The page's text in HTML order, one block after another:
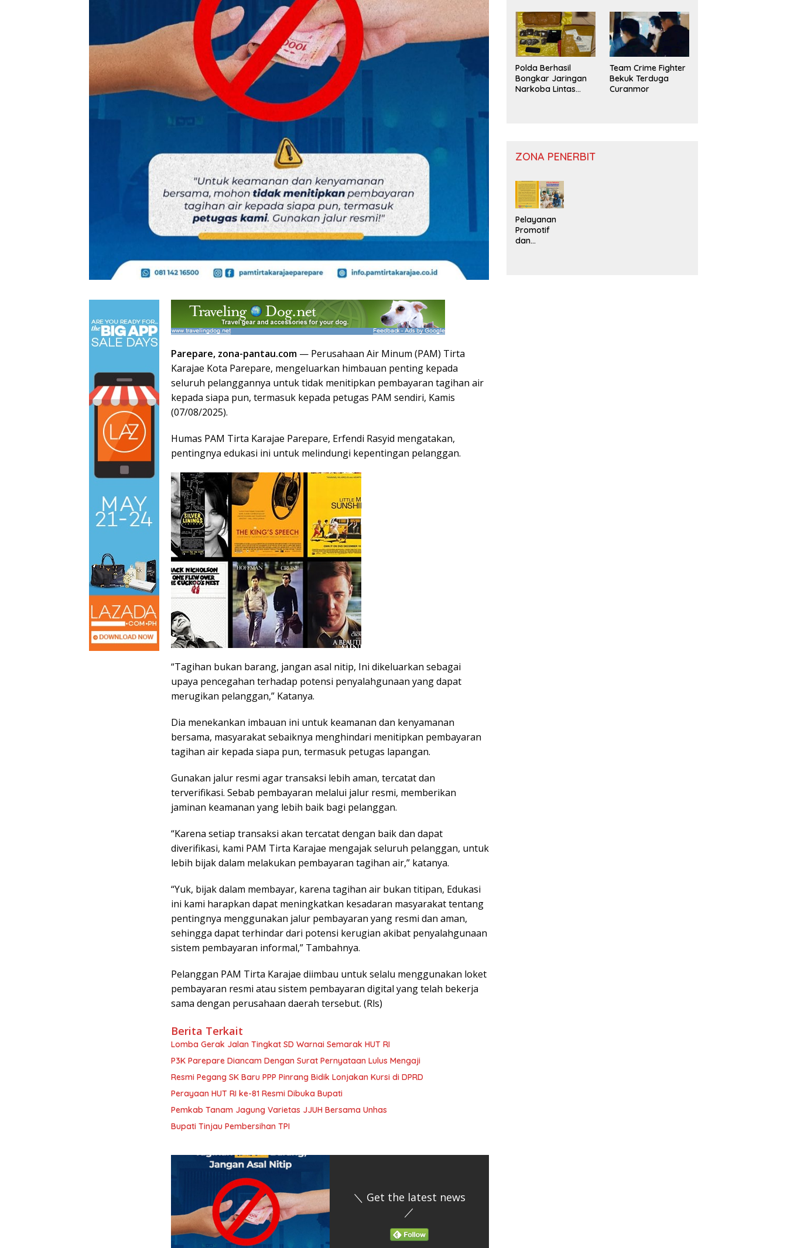
Parepare, zona-pantau.com — Perusahaan Air Minum (PAM) Tirta
Karajae Kota Parepare, mengeluarkan himbauan penting kepada
seluruh pelanggannya untuk tidak menitipkan pembayaran tagihan air
kepada siapa pun, termasuk kepada petugas PAM sendiri, Kamis
(07/08/2025).
Humas PAM Tirta Karajae Parepare, Erfendi Rasyid mengatakan,
pentingnya edukasi ini untuk melindungi kepentingan pelanggan.
“Tagihan bukan barang, jangan asal nitip, Ini dikeluarkan sebagai
upaya pencegahan terhadap potensi penyalahgunaan yang dapat
merugikan pelanggan,” Katanya.
Dia menekankan imbauan ini untuk keamanan dan kenyamanan
bersama, masyarakat sebaiknya menghindari menitipkan pembayaran
tagihan air kepada siapa pun, termasuk petugas lapangan.
Gunakan jalur resmi agar transaksi lebih aman, tercatat dan
terverifikasi. Sebab pembayaran melalui jalur resmi, memberikan
jaminan keamanan yang lebih baik bagi pelanggan.
“Karena setiap transaksi akan tercatat dengan baik dan dapat
diverifikasi, kami PAM Tirta Karajae mengajak seluruh pelanggan, untuk
lebih bijak dalam melakukan pembayaran tagihan air,” katanya.
“Yuk, bijak dalam membayar, karena tagihan air bukan titipan, Edukasi
ini kami harapkan dapat meningkatkan kesadaran masyarakat tentang
pentingnya menggunakan jalur pembayaran yang resmi dan aman,
sehingga dapat terhindar dari potensi kerugian akibat penyalahgunaan
sistem pembayaran informal,” Tambahnya.
Pelanggan PAM Tirta Karajae diimbau untuk selalu menggunakan loket
pembayaran resmi atau sistem pembayaran digital yang telah bekerja
sama dengan perusahaan daerah tersebut. (Rls)
Berita Terkait
Lomba Gerak Jalan Tingkat SD Warnai Semarak HUT RI
P3K Parepare Diancam Dengan Surat Pernyataan Lulus Mengaji
Resmi Pegang SK Baru PPP Pinrang Bidik Lonjakan Kursi di DPRD
Perayaan HUT RI ke-81 Resmi Dibuka Bupati
Pemkab Tanam Jagung Varietas JJUH Bersama Unhas
Bupati Tinjau Pembersihan TPI
＼ Get the latest news
／
Polda Berhasil
Bongkar Jaringan
Narkoba Lintas
Team Crime Fighter
Bekuk Terduga
Curanmor
ZONA PENERBIT
Pelayanan
Promotif
dan